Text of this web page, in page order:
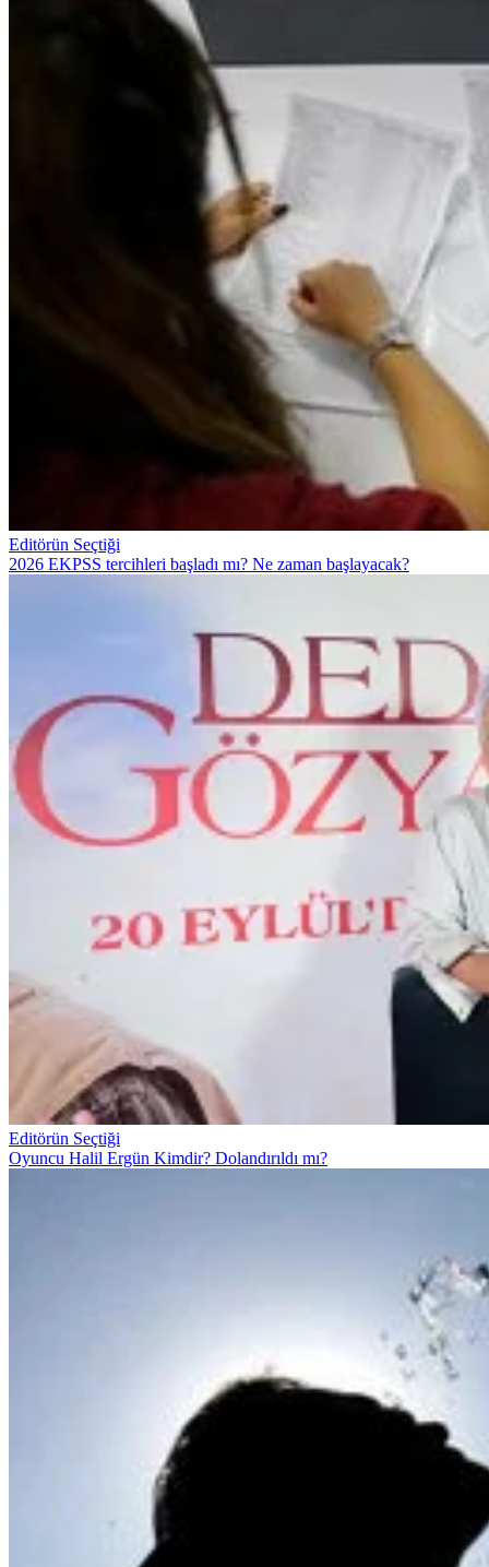
Editörün Seçtiği
2026 EKPSS tercihleri başladı mı? Ne zaman başlayacak?
Editörün Seçtiği
Oyuncu Halil Ergün Kimdir? Dolandırıldı mı?